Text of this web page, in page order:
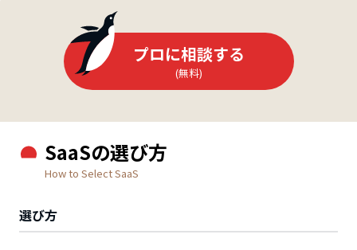
プロに相談する
(無料)
SaaSの選び方
How to Select SaaS
選び方